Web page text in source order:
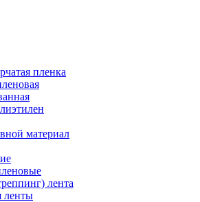
пленка
материал
лента
ленты